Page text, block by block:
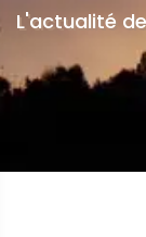
L'actualité